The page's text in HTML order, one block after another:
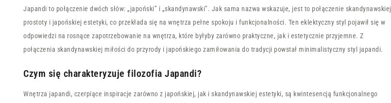
Japandi to połączenie dwóch słów: „japoński” i „skandynawski”. Jak sama nazwa wskazuje, jest to połączenie skandynawskiej
prostoty i japońskiej estetyki, co przekłada się na wnętrza pełne spokoju i funkcjonalności. Ten eklektyczny styl pojawił się w
odpowiedzi na rosnące zapotrzebowanie na wnętrza, które byłyby zarówno praktyczne, jak i estetycznie przyjemne. Z
połączenia skandynawskiej miłości do przyrody i japońskiego zamiłowania do tradycji powstał minimalistyczny styl japandi.
Czym się charakteryzuje filozofia Japandi?
Wnętrza japandi, czerpiące inspiracje zarówno z japońskiej, jak i skandynawskiej estetyki, są kwintesencją funkcjonalnego